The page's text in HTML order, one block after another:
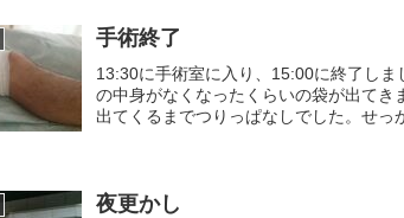
手術終了
13:30に手術室に入り、15:00に終了し
の中身がなくなったくらいの袋が出て
出てくるまでつりっぱなしでした。せっ
夜更かし